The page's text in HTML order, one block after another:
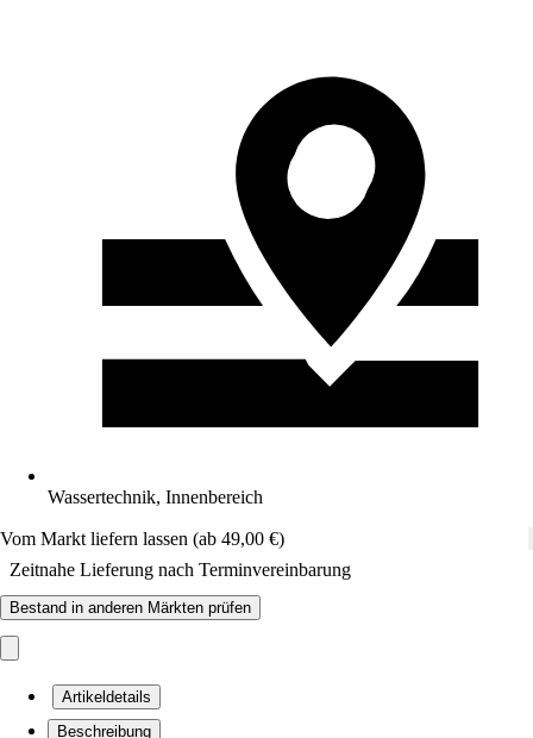
Wassertechnik, Innenbereich
Vom Markt liefern lassen (ab 49,00 €)
Zeitnahe Lieferung nach Terminvereinbarung
Bestand in anderen Märkten prüfen
Artikeldetails
Beschreibung